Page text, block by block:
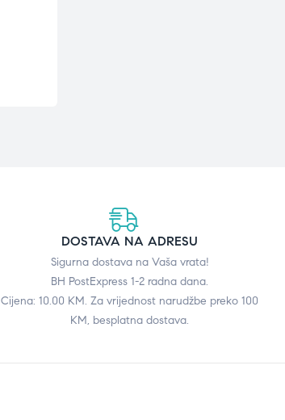
DOSTAVA NA ADRESU
Sigurna dostava na Vaša vrata!
BH PostExpress 1-2 radna dana.
Cijena: 10.00 KM. Za vrijednost narudžbe preko 100
KM, besplatna dostava.